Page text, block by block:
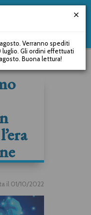
il 01/10/2022
Verranno spediti
Gli ordini effettuati
Buona lettura!